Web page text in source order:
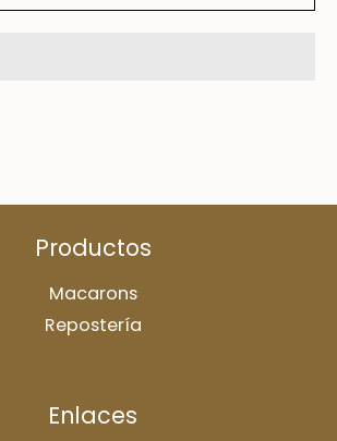
Productos
Macarons
Repostería
Enlaces